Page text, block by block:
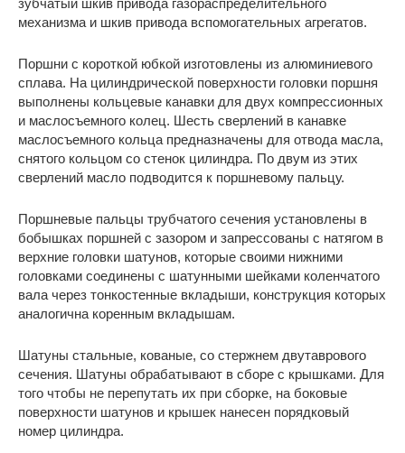
зубчатый шкив привода газораспределительного
механизма и шкив привода вспомогательных агрегатов.
Поршни с короткой юбкой изготовлены из алюминиевого
сплава. На цилиндрической поверхности головки поршня
выполнены кольцевые канавки для двух компрессионных
и маслосъемного колец. Шесть сверлений в канавке
маслосъемного кольца предназначены для отвода масла,
снятого кольцом со стенок цилиндра. По двум из этих
сверлений масло подводится к поршневому пальцу.
Поршневые пальцы трубчатого сечения установлены в
бобышках поршней с зазором и запрессованы с натягом в
верхние головки шатунов, которые своими нижними
головками соединены с шатунными шейками коленчатого
вала через тонкостенные вкладыши, конструкция которых
аналогична коренным вкладышам.
Шатуны стальные, кованые, со стержнем двутаврового
сечения. Шатуны обрабатывают в сборе с крышками. Для
того чтобы не перепутать их при сборке, на боковые
поверхности шатунов и крышек нанесен порядковый
номер цилиндра.